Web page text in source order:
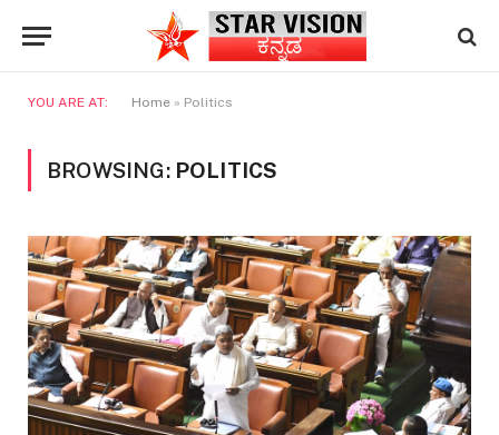
YOU ARE AT: Home » Politics
BROWSING: POLITICS